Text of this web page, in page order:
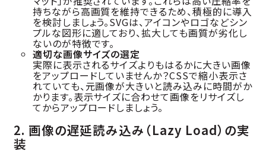
持ちながら高画質を維持できるため、積極的に導入
を検討しましょう。SVGは、アイコンやロゴなどシン
プルな図形に適しており、拡大しても画質が劣化し
ないのが特徴です。
適切な画像サイズの選定
実際に表示されるサイズよりもはるかに大きい画像
をアップロードしていませんか？CSSで縮小表示さ
れていても、元画像が大きいと読み込みに時間がか
かります。表示サイズに合わせて画像をリサイズし
てからアップロードしましょう。
2. 画像の遅延読み込み（Lazy Load）の実
装